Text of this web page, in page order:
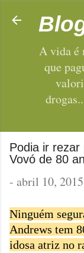
A vida é
que
Podia ir
Vovó de 80
- abril 10, 2015
Ninguém
Andrews tem
idosa atriz no